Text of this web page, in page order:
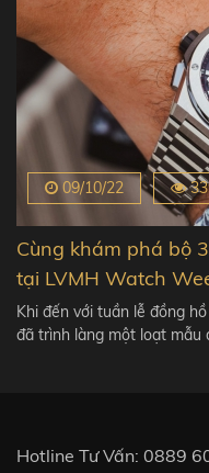
09/10/22
Cùng khám phá bộ
tại LVMH Watch
Khi đến với tuần lễ đồng
đã trình làng một loạt mẫu
Hotline Tư Vấn: 0889